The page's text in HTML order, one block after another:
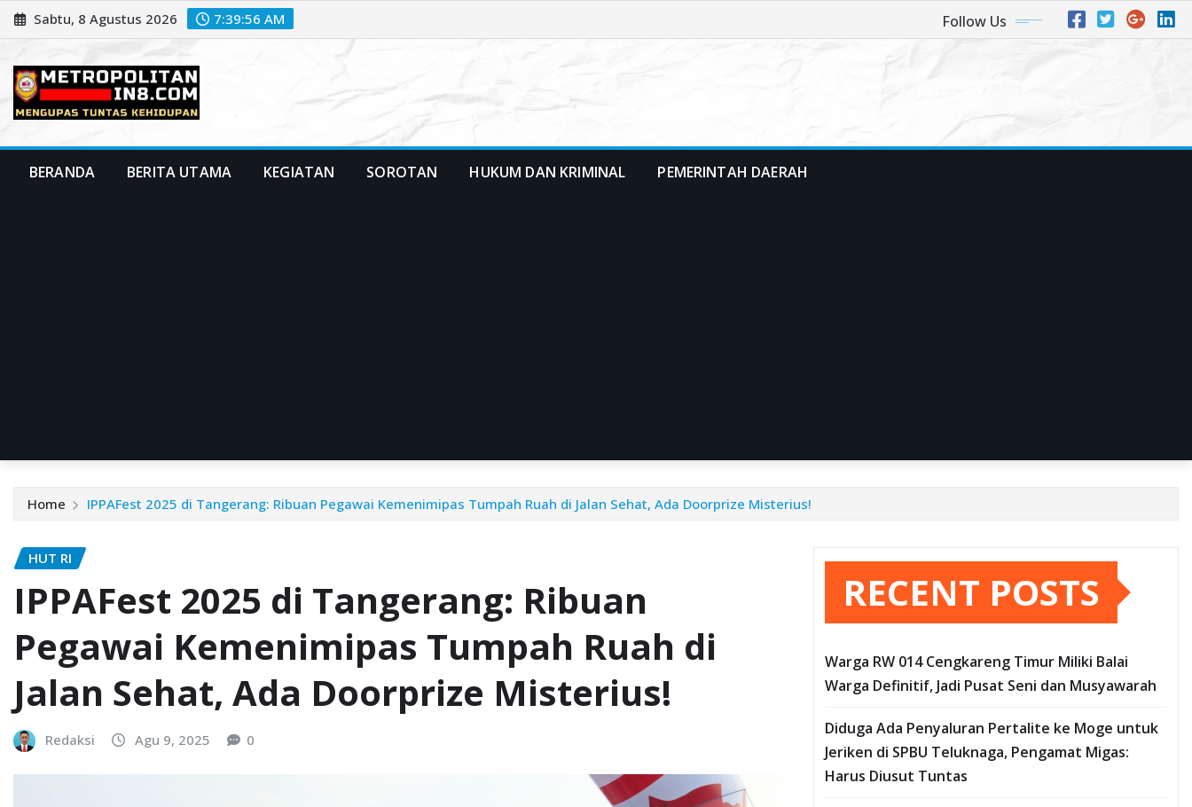
Skip
to
Sabtu, 8 Agustus 2026 7:39:58 AM Follow Us
BERANDA BERITA UTAMA KEGIATAN SOROTAN HUKUM DAN KRIMINAL PEMERINTAH DAERAH
Home IPPAFest 2025 di Tangerang: Ribuan Pegawai Kemenimipas Tumpah Ruah di Jalan Sehat, Ada Doorprize Misterius!
HUT RI
IPPAFest 2025 di Tangerang: Ribuan
Pegawai Kemenimipas Tumpah Ruah di
Jalan Sehat, Ada Doorprize Misterius!
Redaksi Agu 9, 2025 0
RECENT POSTS
Warga RW 014 Cengkareng Timur Miliki Balai
Warga Definitif, Jadi Pusat Seni dan Musyawarah
Diduga Ada Penyaluran Pertalite ke Moge untuk
Jeriken di SPBU Teluknaga, Pengamat Migas:
Harus Diusut Tuntas